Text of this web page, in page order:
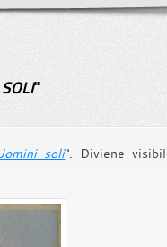
"
soli". Diviene